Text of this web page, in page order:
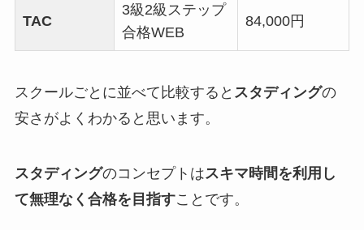
TAC
3級2級ステップ
合格WEB
84,000円
スクールごとに並べて比較すると スタディングの
安さがよくわかると思います。
スタディングのコンセプトはスキマ時間を利用し
て無理なく合格を目指すことです。